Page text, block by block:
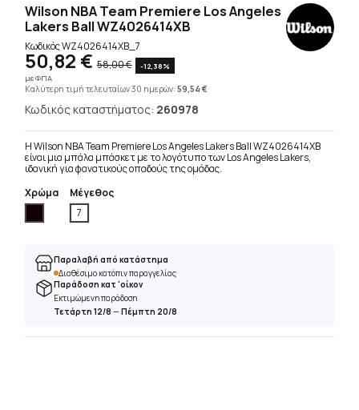
Wilson NBA Team Premiere Los Angeles
Lakers Ball WZ4026414XB
ΚωδικόςWZ4026414XB_7
50,82 € 58,00 €
-12,38%
με ΦΠΑ
Καλύτερη τιμή τελευταίων 30 ημερών:59,54 €
Κωδικός καταστήματος: 260978
Η Wilson NBA Team Premiere Los Angeles Lakers Ball WZ4026414XB
είναι μια μπάλα μπάσκετ με το λογότυπο των Los Angeles Lakers,
ιδανική για φανατικούς οπαδούς της ομάδας.
Χρώμα
Μέγεθος
7
Παραλαβή από κατάστημα
Διαθέσιμο κατόπιν παραγγελίας
Παράδοση κατ 'οίκον
Εκτιμώμενη παράδοση
Τετάρτη 12/8 —Πέμπτη 20/8